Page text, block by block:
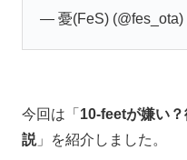
— 憂(FeS) (@fes_ota)
今回は「 10-feetが嫌い
説」を紹介しました。